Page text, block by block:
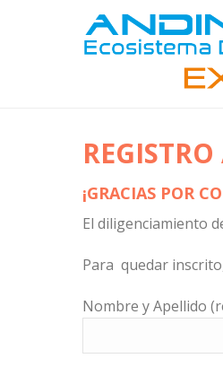
¡GRACIAS POR
El diligenciamiento
Para quedar
Nombre y Apellido